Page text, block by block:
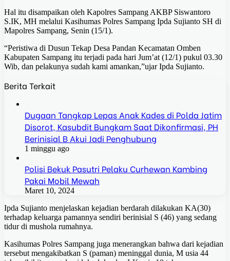
Hal itu disampaikan oleh Kapolres Sampang AKBP Siswantoro
S.IK, MH melalui Kasihumas Polres Sampang Ipda Sujianto SH di
Mapolres Sampang, Senin (15/1).
“Peristiwa di Dusun Tekap Desa Pandan Kecamatan Omben
Kabupaten Sampang itu terjadi pada hari Jum’at (12/1) pukul 03.30
Wib, dan pelakunya sudah kami amankan,”ujar Ipda Sujianto.
Berita Terkait
Dugaan Tangkap Lepas Anak Kades di Polda Jatim
Disorot, Kasubdit Bungkam Saat Dikonfirmasi, PH
Berinisial B Akui Jadi Penghubung
1 minggu ago
Polisi Bekuk Pasutri Pelaku Curhewan Kambing
Pakai Mobil Mewah
Maret 10, 2024
Ipda Sujianto menjelaskan kejadian berdarah dilakukan KA(30)
terhadap keluarga pamannya sendiri berinisial S (46) yang sedang
tidur di mushola rumahnya.
Kasihumas Polres Sampang juga menerangkan bahwa dari kejadian
tersebut mengakibatkan S (paman) meninggal dunia, M usia 44